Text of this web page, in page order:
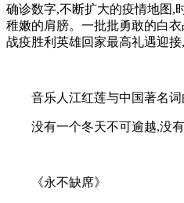
确诊数字,不断扩大的疫情地图,
稚嫩的肩膀。一批批勇敢的白
战疫胜利英雄回家最高礼遇迎
音乐人江红莲与中国著名词曲
没有一个冬天不可逾越,没有
《永不缺席》